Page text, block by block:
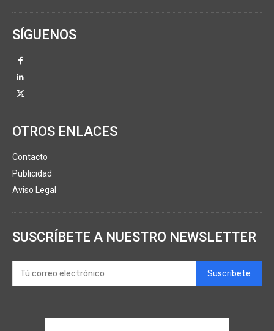
SÍGUENOS
OTROS ENLACES
Contacto
Publicidad
Aviso Legal
SUSCRÍBETE A NUESTRO NEWSLETTER
Suscríbete